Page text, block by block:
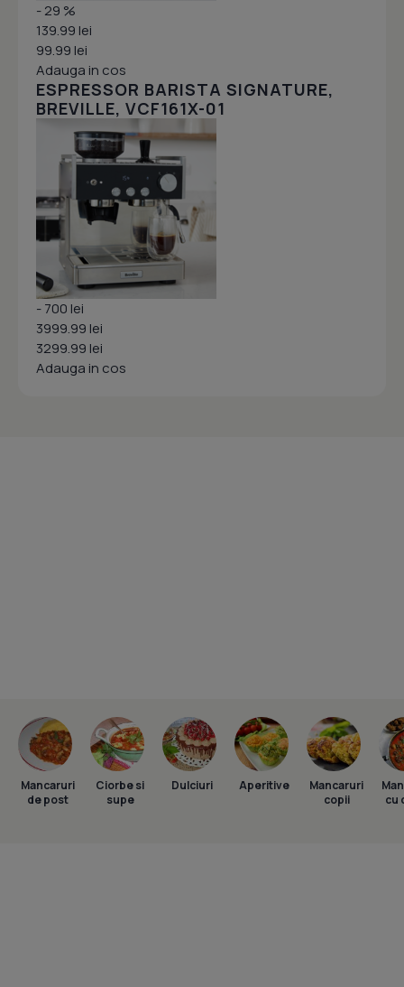
- 29 %
139.99 lei
99.99 lei
Adauga in cos
ESPRESSOR BARISTA SIGNATURE,
BREVILLE, VCF161X-01
- 700 lei
3999.99 lei
3299.99 lei
Adauga in cos
Mancaruri
de post
Ciorbe si
supe
Dulciuri Aperitive
Mancaruri
copii
cu